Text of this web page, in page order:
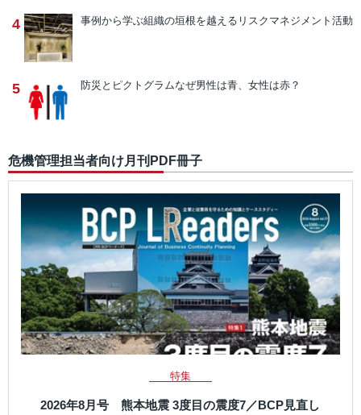
4 事例から学ぶ組織の垣根を越えるリスクマネジメント活動
5 防災とピクトグラムなぜ男性は青、女性は赤？
危機管理担当者向け月刊PDF冊子
特集
2026年8月号 熊本地震 3度目の震度7／BCP見直し